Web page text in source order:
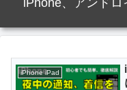
iPhone、アンド
iPhone iPad